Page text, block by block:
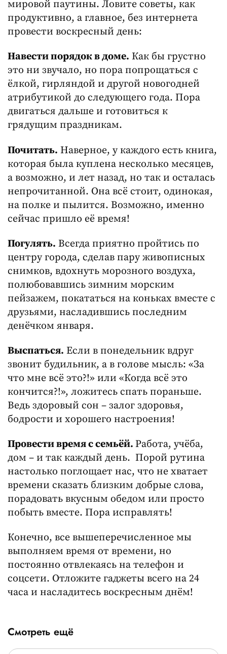
мировой паутины. Ловите советы, как
продуктивно, а главное, без интернета
провести воскресный день:
Навести порядок в доме. Как бы грустно
это ни звучало, но пора попрощаться с
ёлкой, гирляндой и другой новогодней
атрибутикой до следующего года. Пора
двигаться дальше и готовиться к
грядущим праздникам.
Почитать. Наверное, у каждого есть книга,
которая была куплена несколько месяцев,
а возможно, и лет назад, но так и осталась
непрочитанной. Она всё стоит, одинокая,
на полке и пылится. Возможно, именно
сейчас пришло её время!
Погулять. Всегда приятно пройтись по
центру города, сделав пару живописных
снимков, вдохнуть морозного воздуха,
полюбовавшись зимним морским
пейзажем, покататься на коньках вместе с
друзьями, насладившись последним
денёчком января.
Выспаться. Если в понедельник вдруг
звонит будильник, а в голове мысль: «За
что мне всё это?!» или «Когда всё это
кончится?!», ложитесь спать пораньше.
Ведь здоровый сон – залог здоровья,
бодрости и хорошего настроения!
Провести время с семьёй. Работа, учёба,
дом – и так каждый день. Порой рутина
настолько поглощает нас, что не хватает
времени сказать близким добрые слова,
порадовать вкусным обедом или просто
побыть вместе. Пора исправлять!
Конечно, все вышеперечисленное мы
выполняем время от времени, но
постоянно отвлекаясь на телефон и
соцсети. Отложите гаджеты всего на 24
часа и насладитесь воскресным днём!
Смотреть ещё